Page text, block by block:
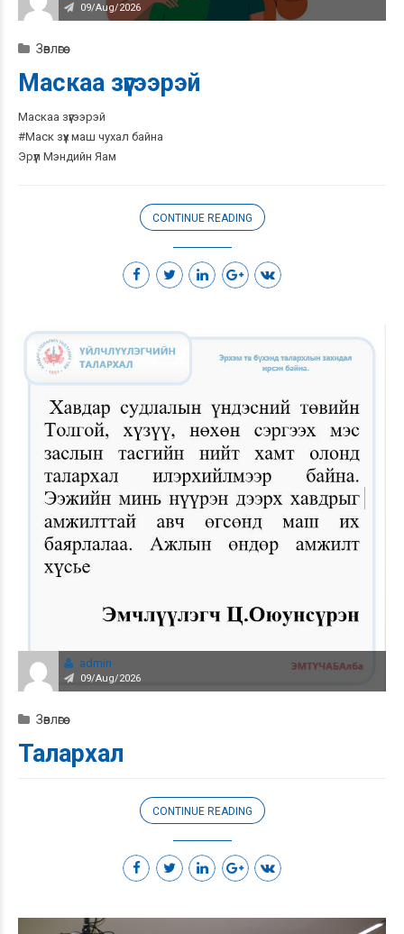
09/Aug/2026
Зөвлөгөө
Маскаа зүүгээрэй
Маскаа зүүгээрэй
#Маск зүүх маш чухал байна
Эрүүл Мэндийн Яам
CONTINUE READING
admin
09/Aug/2026
Зөвлөгөө
Талархал
CONTINUE READING